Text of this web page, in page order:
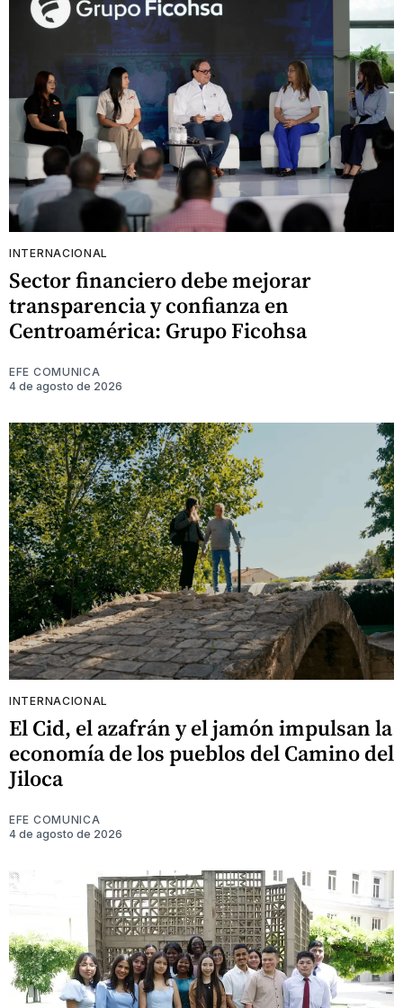
INTERNACIONAL
Sector financiero debe mejorar
transparencia y confianza en
Centroamérica: Grupo Ficohsa
EFE COMUNICA
4 de agosto de 2026
INTERNACIONAL
El Cid, el azafrán y el jamón impulsan la
economía de los pueblos del Camino del
Jiloca
EFE COMUNICA
4 de agosto de 2026